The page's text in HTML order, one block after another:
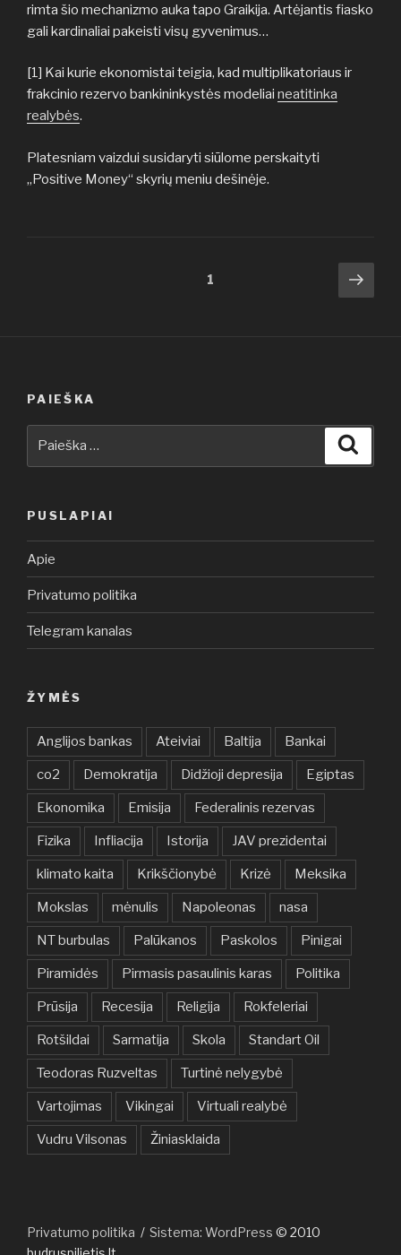
rimta šio mechanizmo auka tapo Graikija. Artėjantis fiasko
gali kardinaliai pakeisti visų gyvenimus…
[1] Kai kurie ekonomistai teigia, kad multiplikatoriaus ir
frakcinio rezervo bankininkystės modeliai neatitinka
realybės.
Platesniam vaizdui susidaryti siūlome perskaityti
„Positive Money“ skyrių meniu dešinėje.
1
PAIEŠKA
PUSLAPIAI
Apie
Privatumo politika
Telegram kanalas
ŽYMĖS
Anglijos bankas Ateiviai Baltija Bankai
co2 Demokratija Didžioji depresija Egiptas
Ekonomika Emisija Federalinis rezervas
Fizika Infliacija Istorija JAV prezidentai
klimato kaita Krikščionybė Krizė Meksika
Mokslas mėnulis Napoleonas nasa
NT burbulas Palūkanos Paskolos Pinigai
Piramidės Pirmasis pasaulinis karas Politika
Prūsija Recesija Religija Rokfeleriai
Rotšildai Sarmatija Skola Standart Oil
Teodoras Ruzveltas Turtinė nelygybė
Vartojimas Vikingai Virtuali realybė
Vudru Vilsonas Žiniasklaida
Privatumo politika Sistema: WordPress